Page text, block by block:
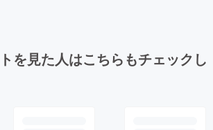
を見た人はこちらもチェックし